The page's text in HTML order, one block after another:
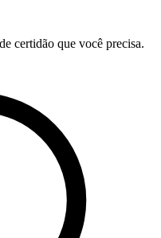
certidão que você precisa.